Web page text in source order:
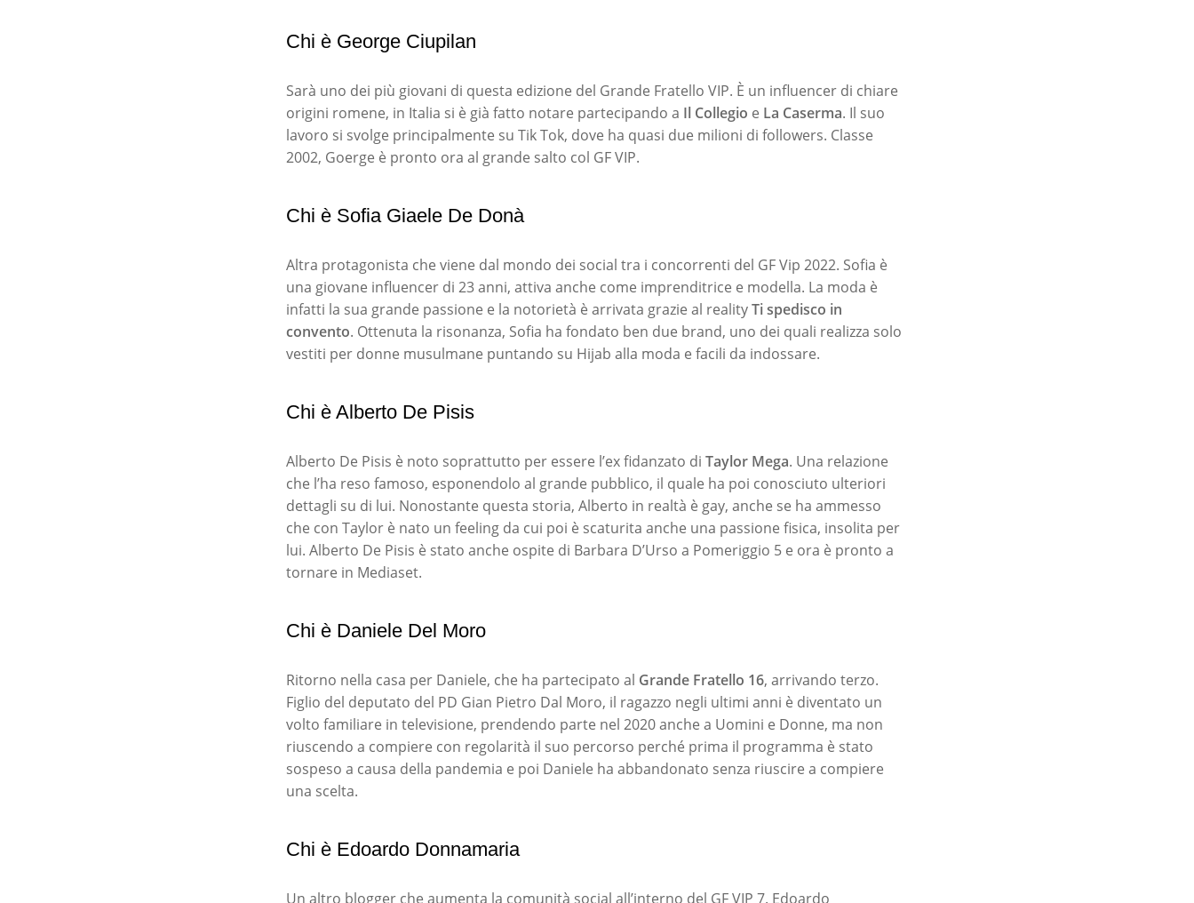
Chi è George Ciupilan
Sarà uno dei più giovani di questa edizione del Grande Fratello VIP. È un influencer di chiare
origini romene, in Italia si è già fatto notare partecipando a Il Collegio e La Caserma. Il suo
lavoro si svolge principalmente su Tik Tok, dove ha quasi due milioni di followers. Classe
2002, Goerge è pronto ora al grande salto col GF VIP.
Chi è Sofia Giaele De Donà
Altra protagonista che viene dal mondo dei social tra i concorrenti del GF Vip 2022. Sofia è
una giovane influencer di 23 anni, attiva anche come imprenditrice e modella. La moda è
infatti la sua grande passione e la notorietà è arrivata grazie al realityTi spedisco in
convento. Ottenuta la risonanza, Sofia ha fondato ben due brand, uno dei quali realizza solo
vestiti per donne musulmane puntando su Hijab alla moda e facili da indossare.
Chi è Alberto De Pisis
Alberto De Pisis è noto soprattutto per essere l’ex fidanzato di Taylor Mega. Una relazione
che l’ha reso famoso, esponendolo al grande pubblico, il quale ha poi conosciuto ulteriori
dettagli su di lui. Nonostante questa storia, Alberto in realtà è gay, anche se ha ammesso
che con Taylor è nato un feeling da cui poi è scaturita anche una passione fisica, insolita per
lui. Alberto De Pisis è stato anche ospite di Barbara D’Urso a Pomeriggio 5 e ora è pronto a
tornare in Mediaset.
Chi è Daniele Del Moro
Ritorno nella casa per Daniele, che ha partecipato al Grande Fratello 16, arrivando terzo.
Figlio del deputato del PD Gian Pietro Dal Moro, il ragazzo negli ultimi anni è diventato un
volto familiare in televisione, prendendo parte nel 2020 anche a Uomini e Donne, ma non
riuscendo a compiere con regolarità il suo percorso perché prima il programma è stato
sospeso a causa della pandemia e poi Daniele ha abbandonato senza riuscire a compiere
una scelta.
Chi è Edoardo Donnamaria
Un altro blogger che aumenta la comunità social all’interno del GF VIP 7. Edoardo